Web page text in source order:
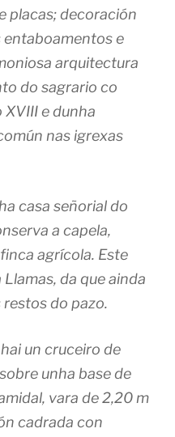
placas; decoración
entaboamentos e
arquitectura
do sagrario co
e dunha
nas igrexas
casa señorial do
a capela,
agrícola. Este
da que ainda
do pazo.
un cruceiro de
unha base de
vara de 2,20 m
cadrada con